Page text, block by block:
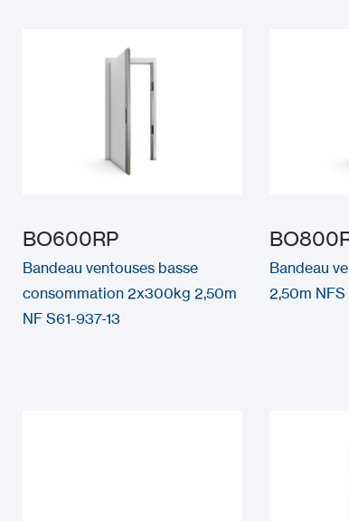
BO600RP
Bandeau ventouses basse
consommation 2x300kg 2,50m
NF S61-937-13
Bandeau
2,50m NFS